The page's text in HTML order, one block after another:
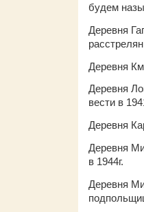
будем
Деревня
Деревня
Деревня
вести в
Деревня
Деревня
в 1944г.
Деревня